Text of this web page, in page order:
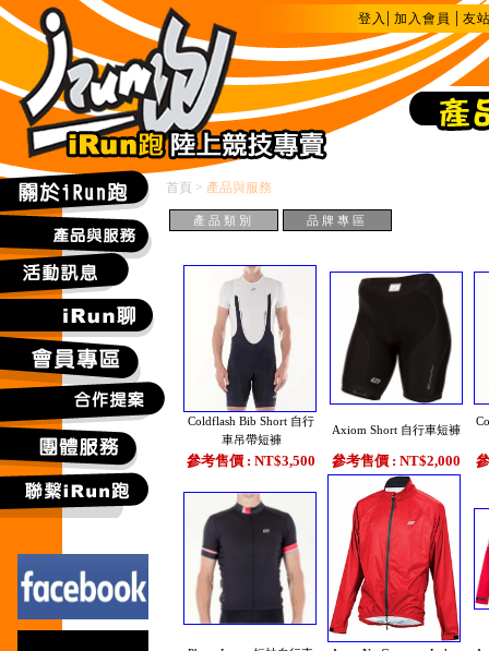
登入 | 加入會員 | 友
首頁 > 產品與服務
產品類別 品牌專區
Coldflash Bib Short 自行
車吊帶短褲
Axiom Short 自行車短褲
參考售價 : NT$3,500 參考售價 : NT$2,000